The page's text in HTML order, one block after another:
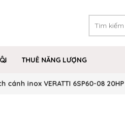
THUÊ NĂNG LƯỢNG
cánh inox VERATTI 6SP60-08 20HP